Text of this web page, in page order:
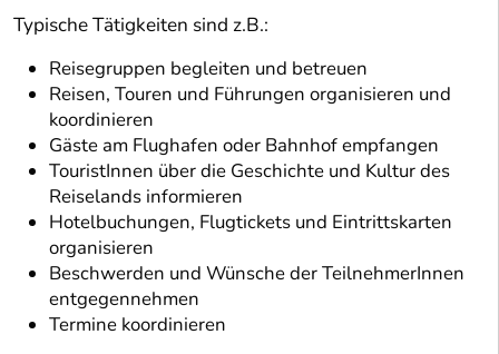
Typische Tätigkeiten sind z.B.:
Reisegruppen begleiten und betreuen
Reisen, Touren und Führungen organisieren und
koordinieren
Gäste am Flughafen oder Bahnhof empfangen
TouristInnen über die Geschichte und Kultur des
Reiselands informieren
Hotelbuchungen, Flugtickets und Eintrittskarten
organisieren
Beschwerden und Wünsche der TeilnehmerInnen
entgegennehmen
Termine koordinieren